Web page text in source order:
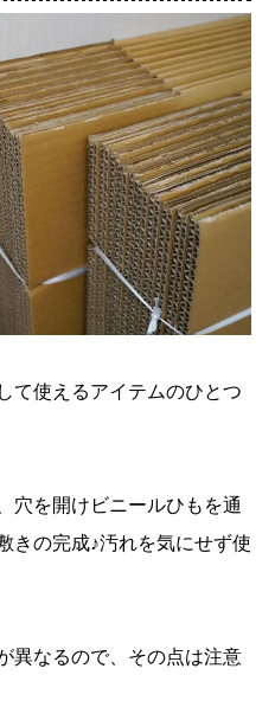
て使えるアイテムのひとつ
穴を開けビニールひもを通
きの完成♪汚れを気にせず使
異なるので、その点は注意